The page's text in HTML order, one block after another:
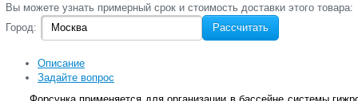
Вы‌ можете‌ узнать‌ примерный срок и стоимость‌ доставки этого товара:
Город:
Рассчитать
Описание
Задайте вопрос